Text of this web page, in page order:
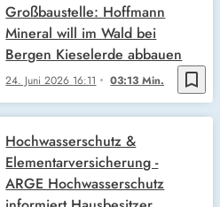
bookmark_border
24. Juni 2026 16:11 03:13 Min.
Großbaustelle: Hoffmann
Mineral will im Wald bei
Bergen Kieselerde abbauen
Hochwasserschutz &
Elementarversicherung -
ARGE Hochwasserschutz